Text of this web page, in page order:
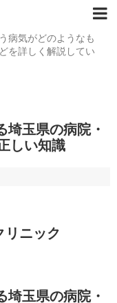
病気がどのようなも
を詳しく解説してい
埼玉県の病院・
しい知識
リニック
埼玉県の病院・